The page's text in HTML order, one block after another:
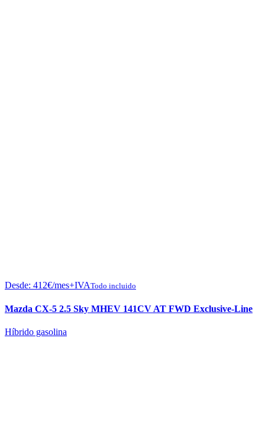
Desde: 412€/mes+IVATodo incluido
Mazda CX-5 2.5 Sky MHEV 141CV AT FWD Exclusive-Line
Híbrido gasolina